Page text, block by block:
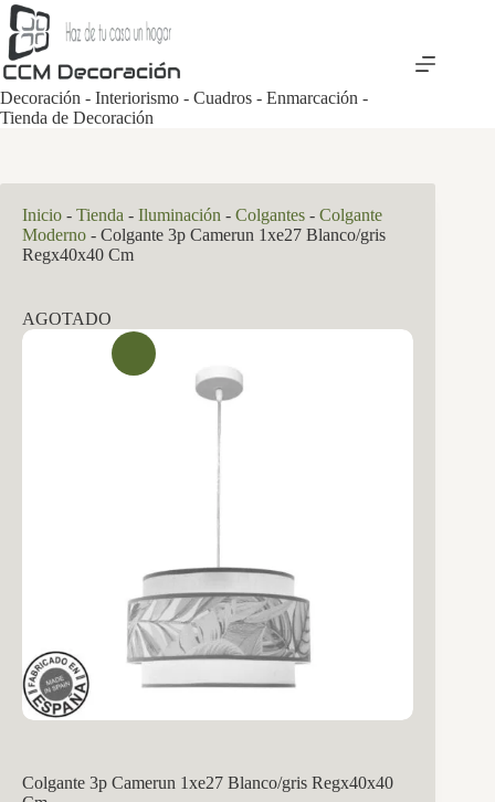
Saltar
al
contenido
Decoración - Interiorismo - Cuadros - Enmarcación -
Tienda de Decoración
Inicio - Tienda - Iluminación - Colgantes - Colgante
Moderno - Colgante 3p Camerun 1xe27 Blanco/gris
Regx40x40 Cm
AGOTADO
Colgante 3p Camerun 1xe27 Blanco/gris Regx40x40